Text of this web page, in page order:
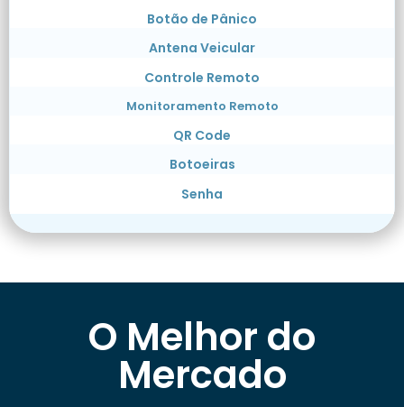
Botão de Pânico
Antena Veicular
Controle Remoto
Monitoramento Remoto
QR Code
Botoeiras
Senha
O Melhor do
Mercado